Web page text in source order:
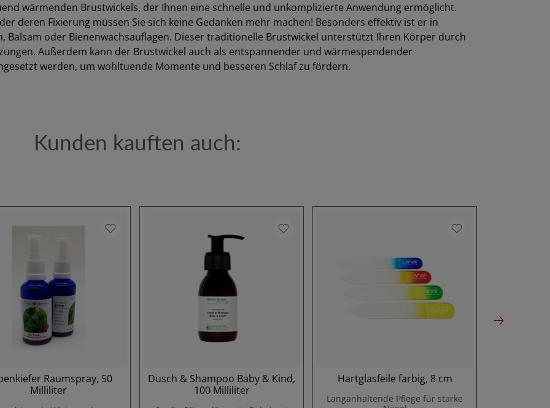
wärmenden Brustwickels, der Ihnen eine schnelle und unkomplizierte Anwendung ermöglicht.
deren Fixierung müssen Sie sich keine Gedanken mehr machen! Besonders effektiv ist er in
Balsam oder Bienenwachsauflagen. Dieser traditionelle Brustwickel unterstützt Ihren Körper durch
Außerdem kann der Brustwickel auch als entspannender und wärmespendender
werden, um wohltuende Momente und besseren Schlaf zu fördern.
Kunden kauften auch:
Raumspray, 50
Milliliter
Dusch & Shampoo Baby & Kind,
100 Milliliter
Hartglasfeile farbig, 8 cm
Langanhaltende Pflege für starke